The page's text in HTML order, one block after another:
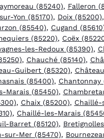
(85240), Falleron
Yon (85170), Doix (85200),
(85540), Cugand
(85220), Coëx
les-Redoux (85390),
, Chauché (85140),
Guibert (85320),
(85400), Chantonnay
Marais (85450),
, Chaix (85200), Chaillé-
, Chaillé-les-Marais
Barret (85120),
sur-Mer (85470),